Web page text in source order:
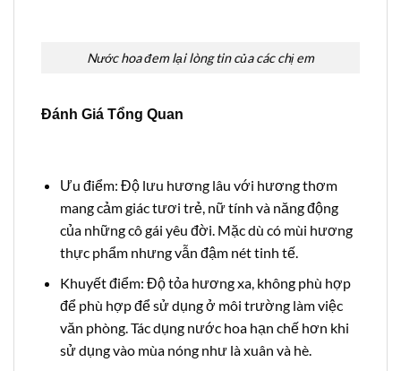
Nước hoa đem lại lòng tin của các chị em
Đánh Giá Tổng Quan
Ưu điểm: Độ lưu hương lâu với hương thơm
mang cảm giác tươi trẻ, nữ tính và năng động
của những cô gái yêu đời. Mặc dù có mùi hương
thực phẩm nhưng vẫn đậm nét tinh tế.
Khuyết điểm: Độ tỏa hương xa, không phù hợp
để phù hợp để sử dụng ở môi trường làm việc
văn phòng. Tác dụng nước hoa hạn chế hơn khi
sử dụng vào mùa nóng như là xuân và hè.